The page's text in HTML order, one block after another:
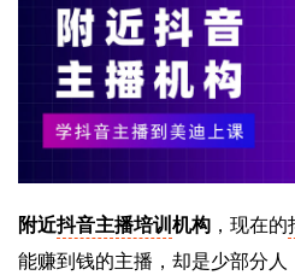
附近抖音主播培训 机构 ，现在的
能赚到钱的主播，却是少部分人